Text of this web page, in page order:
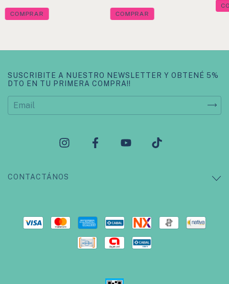
SUSCRIBITE A NUESTRO NEWSLETTER Y OBTENÉ 5%
DTO EN TU PRIMERA COMPRA!!
CONTACTÁNOS